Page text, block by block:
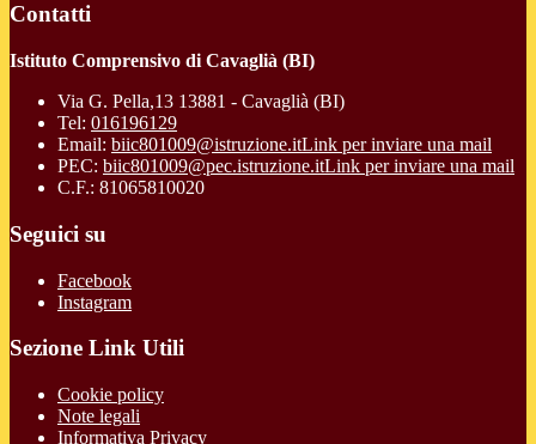
Contatti
Istituto Comprensivo di Cavaglià (BI)
Via G. Pella,13 13881 - Cavaglià (BI)
Tel: 016196129
Email: biic801009@istruzione.itLink per inviare una mail
PEC: biic801009@pec.istruzione.itLink per inviare una mail
C.F.: 81065810020
Seguici su
Facebook
Instagram
Sezione Link Utili
Cookie policy
Note legali
Informativa Privacy